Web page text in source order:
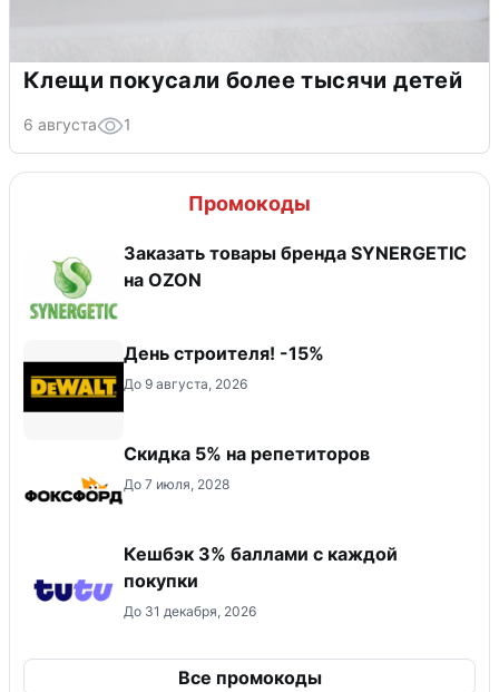
Клещи покусали более тысячи детей
6 августа 1
Промокоды
Заказать товары бренда SYNERGETIC
на OZON
День строителя! -15%
До 9 августа, 2026
Скидка 5% на репетиторов
До 7 июля, 2028
Кешбэк 3% баллами с каждой
покупки
До 31 декабря, 2026
Все промокоды